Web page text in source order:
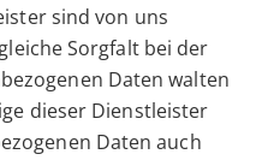
sind von uns
Sorgfalt bei der
Daten walten
dieser Dienstleister
Daten auch